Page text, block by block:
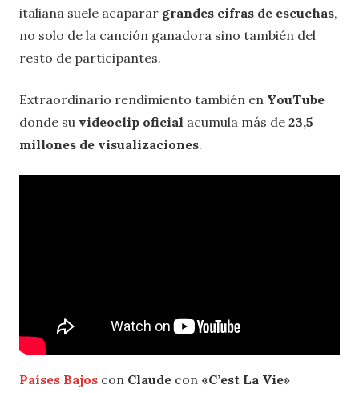
italiana suele acaparar grandes cifras de escuchas,
no solo de la canción ganadora sino también del
resto de participantes.
Extraordinario rendimiento también en YouTube
donde su videoclip oficial acumula más de 23,5
millones de visualizaciones.
Países Bajos con Claude con «C’est La Vie»